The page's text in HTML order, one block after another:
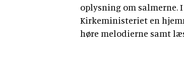
oplysning om salmerne.
Kirkeministeriet en
høre melodierne samt